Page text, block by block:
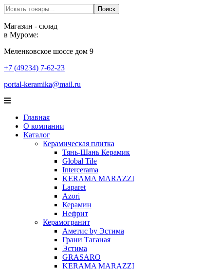
Поиск Поиск
Магазин - склад
в Муроме:
Меленковское шоссе дом 9
+7 (49234) 7-62-23
portal-keramika@mail.ru
Главная
О компании
Каталог
Керамическая плитка
Тянь-Шань Керамик
Global Tile
Intercerama
KERAMA MARAZZI
Laparet
Аzori
Керамин
Нефрит
Керамогранит
Аметис by Эстима
Грани Таганая
Эстима
GRASARO
KERAMA MARAZZI